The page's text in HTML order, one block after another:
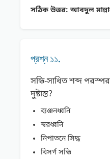
সঠিক উত্তর: আবদুল
প্রশ্ন ১১.
সন্ধি-সাধিত শব্দ
দুষ্টান্ত?
ব্যঞ্জনধ্বনি
স্বরধ্বনি
নিপাতনে সিদ্ধ
বিসর্গ সন্ধি